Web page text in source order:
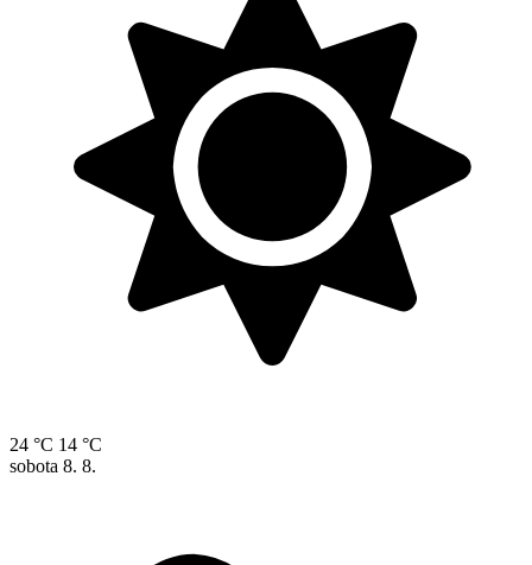
24 °C 14 °C
sobota 8. 8.